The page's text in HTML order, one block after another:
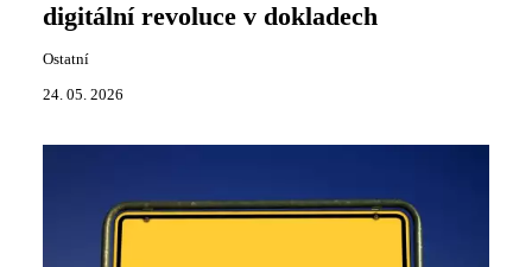
digitální revoluce v dokladech
Ostatní
24. 05. 2026